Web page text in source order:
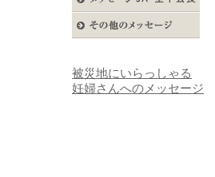
被災地にいらっしゃる
妊婦さんへのメッセージ